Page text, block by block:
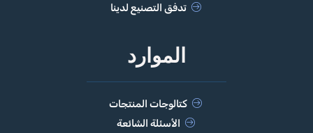
تدفق التصنيع لدينا
الموارد
كتالوجات المنتجات
الأسئلة الشائعة